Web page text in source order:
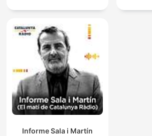
Informe Sala i Martín